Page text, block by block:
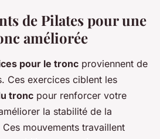
de Pilates pour une
améliorée
pour le tronc proviennent de
Ces exercices ciblent les
tronc pour renforcer votre
la stabilité de la
Ces mouvements travaillent